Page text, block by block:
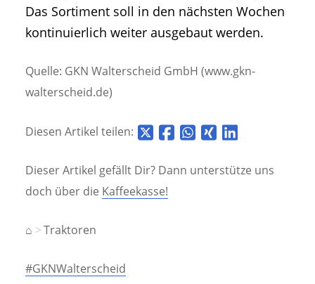
Das Sortiment soll in den nächsten Wochen
kontinuierlich weiter ausgebaut werden.
Quelle: GKN Walterscheid GmbH (www.gkn-
walterscheid.de)
Diesen Artikel teilen:
Dieser Artikel gefällt Dir? Dann unterstütze uns
doch über die Kaffeekasse!
⌂ Traktoren
#GKNWalterscheid